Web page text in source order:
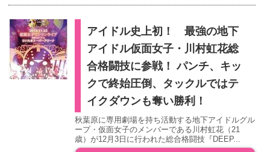
アイドル史上初！ 最強の地下
アイドル仮面女子・川村虹花総
合格闘技に参戦！ パンチ、キッ
クで終始圧倒、タックルではテ
イクダウンも奪い勝利！
秋葉原に専用劇場を持ち活動する地下アイドルグル
ープ・仮面女子のメンバーである川村虹花（21
歳）が12月3日に行われた総合格闘技『DEEP...